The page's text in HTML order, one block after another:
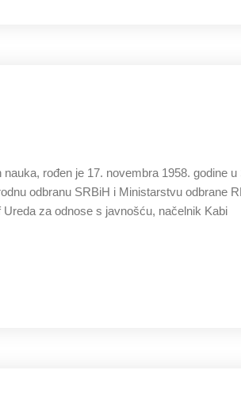
rođen je 17. novembra 1958. godine
odbranu SRBiH i Ministarstvu odbrane
za odnose s javnošću, načelnik Kabi